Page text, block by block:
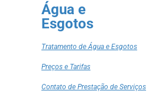
Água e
Esgotos
Tratamento de Água e Esgotos
Preços e Tarifas
Contato de Prestação de Serviços